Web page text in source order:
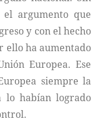
el argumento que
y con el hecho
ello ha aumentado
Europea. Ese
siempre la
lo habían logrado